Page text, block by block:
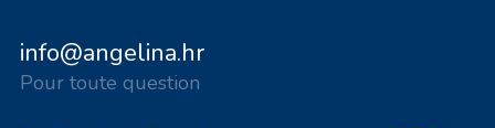
info@angelina.hr
Pour toute question